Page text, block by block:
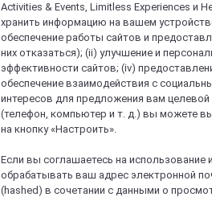
Activities & Events, Limitless Experiences и
хранить информацию на вашем
обеспечение работы сайтов и
них отказаться); (ii) улучшение и
эффективности сайтов; (iv)
обеспечение взаимодействия с
интересов для предложения вам
(телефон, компьютер и т. д.) вы можете
на кнопку «Настроить».
Если вы соглашаетесь на
обрабатывать ваш адрес электронной
(hashed) в сочетании с данными о